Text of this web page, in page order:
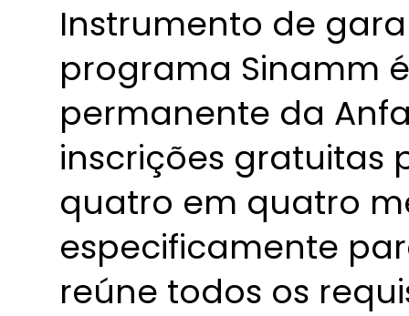
Instrumento de
programa Sinamm
permanente da
inscrições gratuitas
quatro em quatro
especificamente
reúne todos os